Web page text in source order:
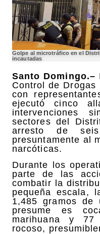
Golpe al microtráfico en el
incautadas
Santo Domingo.–
Control de Drogas
con
ejecutó cinco
intervenciones
sectores del
arresto de seis
presuntamente al
narcóticas.
Durante los
parte de las
combatir la
pequeña escala,
1,485 gramos de
presume es
marihuana y
rocoso,